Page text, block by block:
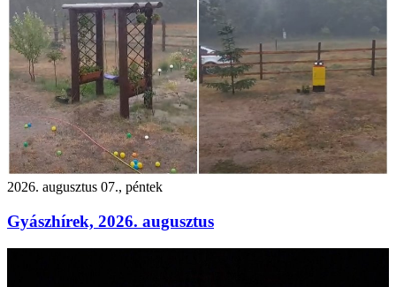
2026. augusztus 07., péntek
Gyászhírek, 2026. augusztus